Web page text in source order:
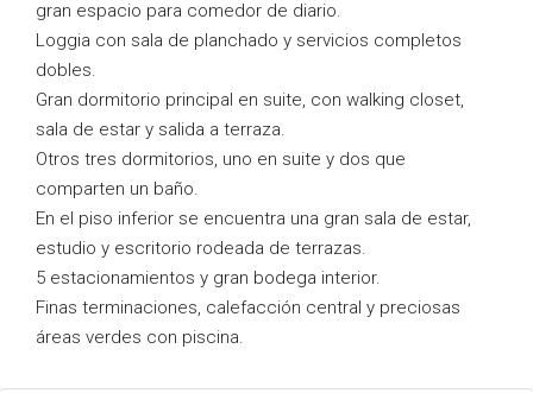
gran espacio para comedor de diario.
Loggia con sala de planchado y servicios completos
dobles.
Gran dormitorio principal en suite, con walking closet,
sala de estar y salida a terraza.
Otros tres dormitorios, uno en suite y dos que
comparten un baño.
En el piso inferior se encuentra una gran sala de estar,
estudio y escritorio rodeada de terrazas.
5 estacionamientos y gran bodega interior.
Finas terminaciones, calefacción central y preciosas
áreas verdes con piscina.